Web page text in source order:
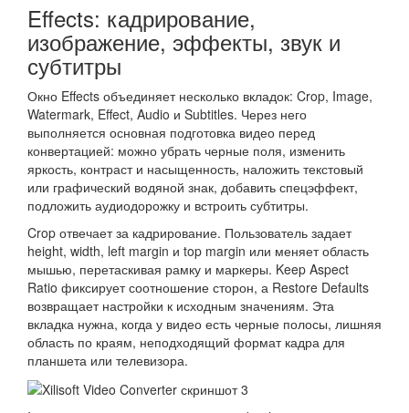
Effects: кадрирование,
изображение, эффекты, звук и
субтитры
Окно Effects объединяет несколько вкладок: Crop, Image,
Watermark, Effect, Audio и Subtitles. Через него
выполняется основная подготовка видео перед
конвертацией: можно убрать черные поля, изменить
яркость, контраст и насыщенность, наложить текстовый
или графический водяной знак, добавить спецэффект,
подложить аудиодорожку и встроить субтитры.
Crop отвечает за кадрирование. Пользователь задает
height, width, left margin и top margin или меняет область
мышью, перетаскивая рамку и маркеры. Keep Aspect
Ratio фиксирует соотношение сторон, а Restore Defaults
возвращает настройки к исходным значениям. Эта
вкладка нужна, когда у видео есть черные полосы, лишняя
область по краям, неподходящий формат кадра для
планшета или телевизора.